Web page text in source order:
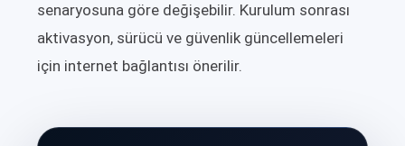
senaryosuna göre değişebilir. Kurulum sonrası
aktivasyon, sürücü ve güvenlik güncellemeleri
için internet bağlantısı önerilir.